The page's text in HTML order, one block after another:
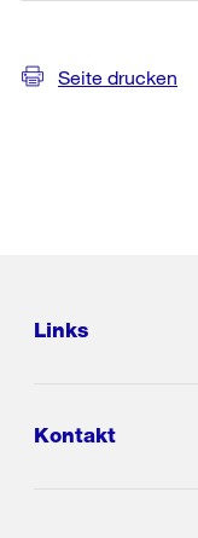
Seite drucken
Links
Kontakt